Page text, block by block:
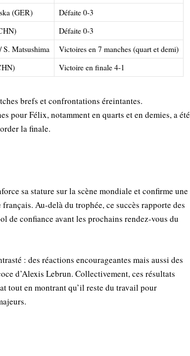
(GER)
Défaite 0-3
Défaite 0-3
S. Matsushima
Victoires en 7 manches (quart et demi)
Victoire en finale 4-1
brefs et confrontations éreintantes.
pour Félix, notamment en quarts et en demies, a été
la finale.
sa stature sur la scène mondiale et confirme une
Au-delà du trophée, ce succès rapporte des
de confiance avant les prochains rendez-vous du
: des réactions encourageantes mais aussi des
d’Alexis Lebrun. Collectivement, ces résultats
tout en montrant qu’il reste du travail pour